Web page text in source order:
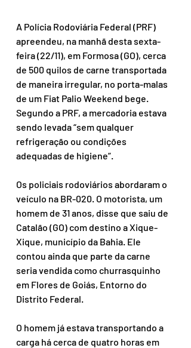
A Polícia Rodoviária Federal (PRF)
apreendeu, na manhã desta sexta-
feira (22/11), em Formosa (GO), cerca
de 500 quilos de carne transportada
de maneira irregular, no porta-malas
de um Fiat Palio Weekend bege.
Segundo a PRF, a mercadoria estava
sendo levada “sem qualquer
refrigeração ou condições
adequadas de higiene”.
Os policiais rodoviários abordaram o
veículo na BR-020. O motorista, um
homem de 31 anos, disse que saiu de
Catalão (GO) com destino a Xique-
Xique, município da Bahia. Ele
contou ainda que parte da carne
seria vendida como churrasquinho
em Flores de Goiás, Entorno do
Distrito Federal.
O homem já estava transportando a
carga há cerca de quatro horas em